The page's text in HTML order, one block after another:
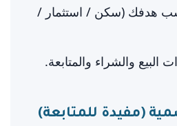
هدفك (سكن / استثمار /
والشراء والمتابعة.
(مفيدة للمتابعة)